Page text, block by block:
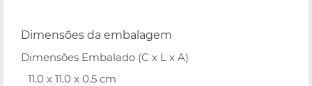
Dimensões da embalagem
Dimensões Embalado (C x L x A)
11.0 x 11.0 x 0.5 cm